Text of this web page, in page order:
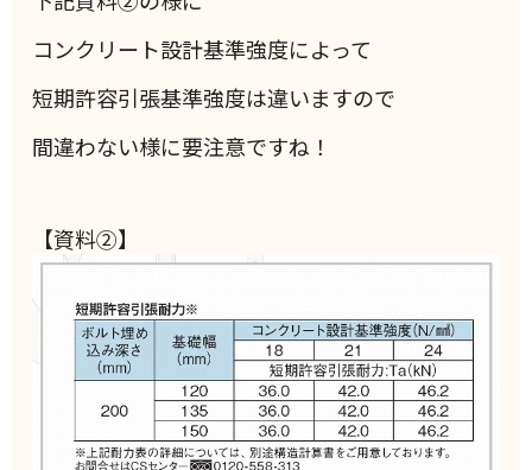
コンクリート設計基準強度によって
短期許容引張基準強度は違いますので
間違わない様に要注意ですね！
【資料②】